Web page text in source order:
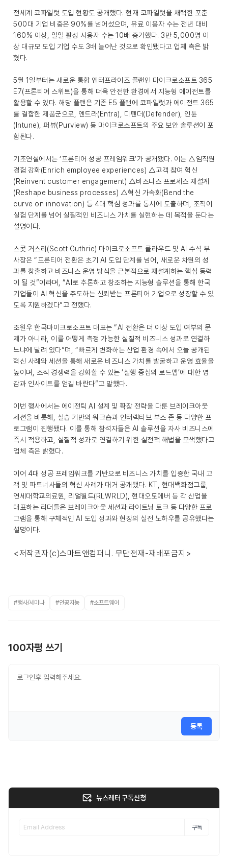
전세계 코파일럿 도입 현황도 공개했다. 현재 코파일럿을 채택한 포춘
500대 기업 비중은 90%를 넘어섰으며, 유료 이용자 수는 전년 대비
160% 이상, 일일 활성 사용자 수는 10배 증가했다. 3만 5,000명 이
상 대규모 도입 기업 수도 3배 늘어난 것으로 확인됐다고 업체 측은 밝
혔다.
5월 1일부터는 새로운 통합 엔터프라이즈 플랜인 마이크로소프트 365
E7(프론티어 스위트)을 통해 더욱 안전한 환경에서 지능형 에이전트를
활용할 수 있다. 해당 플랜은 기존 E5 플랜에 코파일럿과 에이전트 365
를 결합한 제품군으로, 엔트라(Entra), 디펜더(Defender), 인튠
(Intune), 퍼뷰(Purview) 등 마이크로소프트의 주요 보안 솔루션이 포
함된다.
기조연설에서는 ‘프론티어 성공 프레임워크’가 공개됐다. 이는 △임직원
경험 강화(Enrich employee experiences) △고객 참여 혁신
(Reinvent customer engagement) △비즈니스 프로세스 재설계
(Reshape business processes) △혁신 가속화(Bend the
curve on innovation) 등 4대 핵심 성과를 동시에 도출하며, 조직이
실험 단계를 넘어 실질적인 비즈니스 가치를 실현하는 데 목적을 둔다는
설명이다.
스콧 거스리(Scott Guthrie) 마이크로소프트 클라우드 및 AI 수석 부
사장은 “프론티어 전환은 초기 AI 도입 단계를 넘어, 새로운 차원의 성
과를 창출하고 비즈니스 운영 방식을 근본적으로 재설계하는 핵심 동력
이 될 것”이라며, “AI로 추론하고 창조하는 지능형 솔루션을 통해 한국
기업들이 AI 혁신을 주도하는 신뢰받는 프론티어 기업으로 성장할 수 있
도록 지원하겠다”고 전했다.
조원우 한국마이크로소프트 대표는 “AI 전환은 더 이상 도입 여부의 문
제가 아니라, 이를 어떻게 측정 가능한 실질적 비즈니스 성과로 연결하
느냐에 달려 있다”며, “빠르게 변화하는 산업 환경 속에서 오늘 공개된
혁신 사례와 세션을 통해 새로운 비즈니스 가치를 발굴하고 운영 효율을
높이며, 조직 경쟁력을 강화할 수 있는 ‘실행 중심의 로드맵’에 대한 영
감과 인사이트를 얻길 바란다”고 말했다.
이번 행사에서는 에이전틱 AI 설계 및 확장 전략을 다룬 브레이크아웃
세션을 비롯해, 실습 기반의 워크숍과 인터랙티브 부스 존 등 다양한 프
로그램이 진행됐다. 이를 통해 참석자들은 AI 솔루션을 자사 비즈니스에
즉시 적용하고, 실질적 성과로 연결하기 위한 실전적 해법을 모색했다고
업체 측은 밝혔다.
이어 4대 성공 프레임워크를 기반으로 비즈니스 가치를 입증한 국내 고
객 및 파트너사들의 혁신 사례가 대거 공개됐다. KT, 현대백화점그룹,
연세대학교의료원, 리얼월드(RLWRLD), 현대오토에버 등 각 산업을
대표하는 리더들은 브레이크아웃 세션과 라이트닝 토크 등 다양한 프로
그램을 통해 구체적인 AI 도입 성과와 현장의 실전 노하우를 공유했다는
설명이다.
<저작권자(c)스마트앤컴퍼니. 무단전재-재배포금지>
#행사/세미나 #인공지능 #소프트웨어
100자평 쓰기
등록
뉴스레터 구독신청
구독